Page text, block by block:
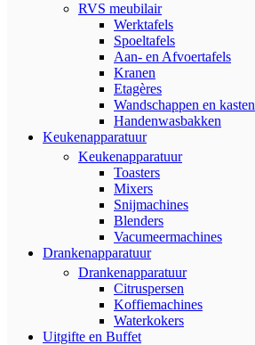
RVS meubilair
Werktafels
Spoeltafels
Aan- en Afvoertafels
Kranen
Etagères
Wandschappen en kasten
Handenwasbakken
Keukenapparatuur
Keukenapparatuur
Toasters
Mixers
Snijmachines
Blenders
Vacumeermachines
Drankenapparatuur
Drankenapparatuur
Citruspersen
Koffiemachines
Waterkokers
Uitgifte en Buffet